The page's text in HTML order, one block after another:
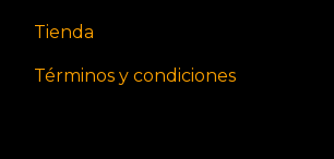
Tienda
Términos y condiciones